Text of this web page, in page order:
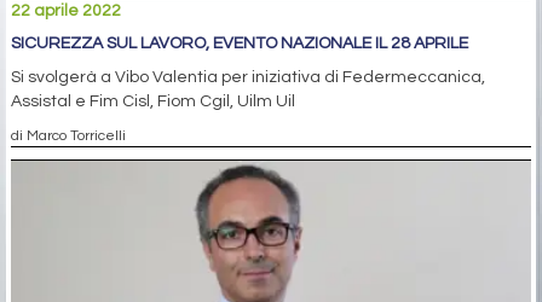
22 aprile 2022
SICUREZZA SUL LAVORO, EVENTO NAZIONALE IL 28 APRILE
Si svolgerà a Vibo Valentia per iniziativa di Federmeccanica,
Assistal e Fim Cisl, Fiom Cgil, Uilm Uil
di Marco Torricelli